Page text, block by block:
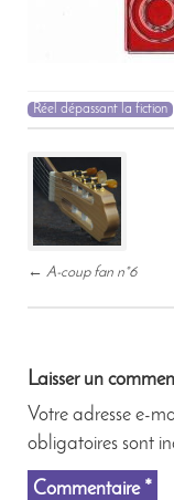
Réel dépassant la fiction
Post
navigation
← A-coup fan n°6
Laisser un
Votre adresse e-
obligatoires sont
Commentaire *